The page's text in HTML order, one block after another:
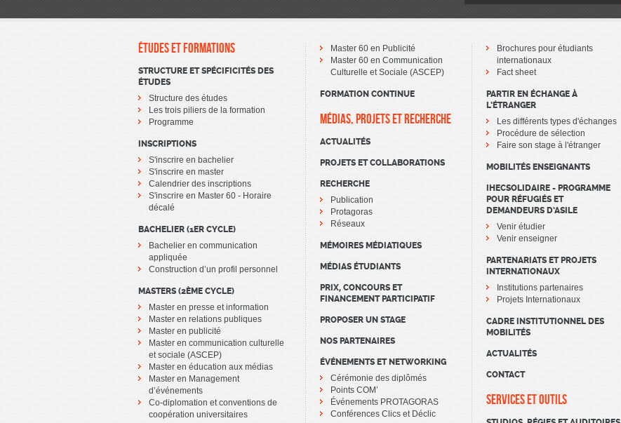
ÉTUDES ET FORMATIONS
STRUCTURE ET SPÉCIFICITÉS DES
ÉTUDES
Structure des études
Les trois piliers de la formation
Programme
INSCRIPTIONS
S'inscrire en bachelier
S'inscrire en master
Calendrier des inscriptions
S'inscrire en Master 60 - Horaire
décalé
BACHELIER (1ER CYCLE)
Bachelier en communication
appliquée
Construction d’un profil personnel
MASTERS (2ÈME CYCLE)
Master en presse et information
Master en relations publiques
Master en publicité
Master en communication culturelle
et sociale (ASCEP)
Master en éducation aux médias
Master en Management
d’événements
Co-diplomation et conventions de
coopération universitaires
Master 60 en Publicité
Master 60 en Communication
Culturelle et Sociale (ASCEP)
FORMATION CONTINUE
MÉDIAS, PROJETS ET RECHERCHE
ACTUALITÉS
PROJETS ET COLLABORATIONS
RECHERCHE
Publication
Protagoras
Réseaux
MÉMOIRES MÉDIATIQUES
MÉDIAS ÉTUDIANTS
PRIX, CONCOURS ET
FINANCEMENT PARTICIPATIF
PROPOSER UN STAGE
NOS PARTENAIRES
ÉVÉNEMENTS ET NETWORKING
Cérémonie des diplômés
Points COM’
Événements PROTAGORAS
Conférences Clics et Déclic
Brochures pour étudiants
internationaux
Fact sheet
PARTIR EN ÉCHANGE À
L’ÉTRANGER
Les différents types d'échanges
Procédure de sélection
Faire son stage à l'étranger
MOBILITÉS ENSEIGNANTS
IHECSOLIDAIRE - PROGRAMME
POUR RÉFUGIÉS ET
DEMANDEURS D’ASILE
Venir étudier
Venir enseigner
PARTENARIATS ET PROJETS
INTERNATIONAUX
Institutions partenaires
Projets Internationaux
CADRE INSTITUTIONNEL DES
MOBILITÉS
ACTUALITÉS
CONTACT
SERVICES ET OUTILS